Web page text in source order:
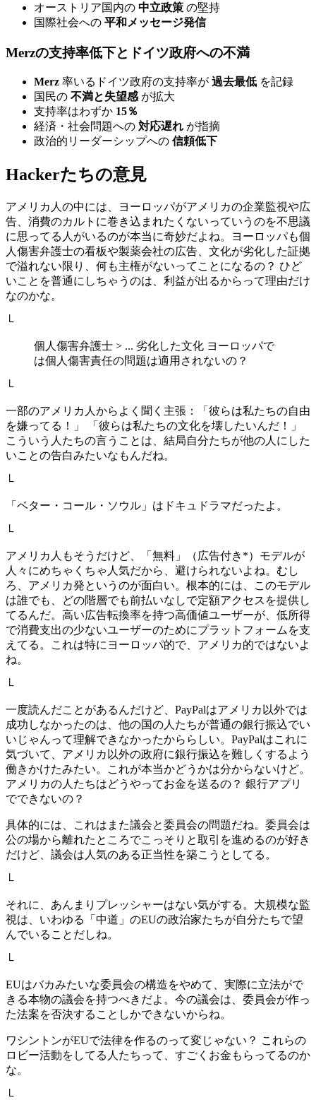
オーストリア国内の 中立政策 の堅持
国際社会への 平和メッセージ発信
Merzの支持率低下とドイツ政府への不満
Merz 率いるドイツ政府の支持率が 過去最低 を記録
国民の 不満と失望感 が拡大
支持率はわずか 15％
経済・社会問題への 対応遅れ が指摘
政治的リーダーシップへの 信頼低下
Hackerたちの意見
アメリカ人の中には、ヨーロッパがアメリカの企業監視や広
告、消費のカルトに巻き込まれたくないっていうのを不思議
に思ってる人がいるのが本当に奇妙だよね。ヨーロッパも個
人傷害弁護士の看板や製薬会社の広告、文化が劣化した証拠
で溢れない限り、何も主権がないってことになるの？ ひど
いことを普通にしちゃうのは、利益が出るからって理由だけ
なのかな。
└
個人傷害弁護士 > ... 劣化した文化 ヨーロッパで
は個人傷害責任の問題は適用されないの？
└
一部のアメリカ人からよく聞く主張：「彼らは私たちの自由
を嫌ってる！」 「彼らは私たちの文化を壊したいんだ！」
こういう人たちの言うことは、結局自分たちが他の人にした
いことの告白みたいなもんだね。
└
「ベター・コール・ソウル」はドキュドラマだったよ。
└
アメリカ人もそうだけど、「無料」（広告付き*）モデルが
人々にめちゃくちゃ人気だから、避けられないよね。むし
ろ、アメリカ発というのが面白い。根本的には、このモデル
は誰でも、どの階層でも前払いなしで定額アクセスを提供し
てるんだ。高い広告転換率を持つ高価値ユーザーが、低所得
で消費支出の少ないユーザーのためにプラットフォームを支
えてる。これは特にヨーロッパ的で、アメリカ的ではないよ
ね。
└
一度読んだことがあるんだけど、PayPalはアメリカ以外では
成功しなかったのは、他の国の人たちが普通の銀行振込でい
いじゃんって理解できなかったかららしい。PayPalはこれに
気づいて、アメリカ以外の政府に銀行振込を難しくするよう
働きかけたみたい。これが本当かどうかは分からないけど。
アメリカの人たちはどうやってお金を送るの？ 銀行アプリ
でできないの？
具体的には、これはまた議会と委員会の問題だね。委員会は
公の場から離れたところでこっそりと取引を進めるのが好き
だけど、議会は人気のある正当性を築こうとしてる。
└
それに、あんまりプレッシャーはない気がする。大規模な監
視は、いわゆる「中道」のEUの政治家たちが自分たちで望
んでいることだしね。
└
EUはバカみたいな委員会の構造をやめて、実際に立法がで
きる本物の議会を持つべきだよ。今の議会は、委員会が作っ
た法案を否決することしかできないからね。
ワシントンがEUで法律を作るのって変じゃない？ これらの
ロビー活動をしてる人たちって、すごくお金もらってるのか
な。
└